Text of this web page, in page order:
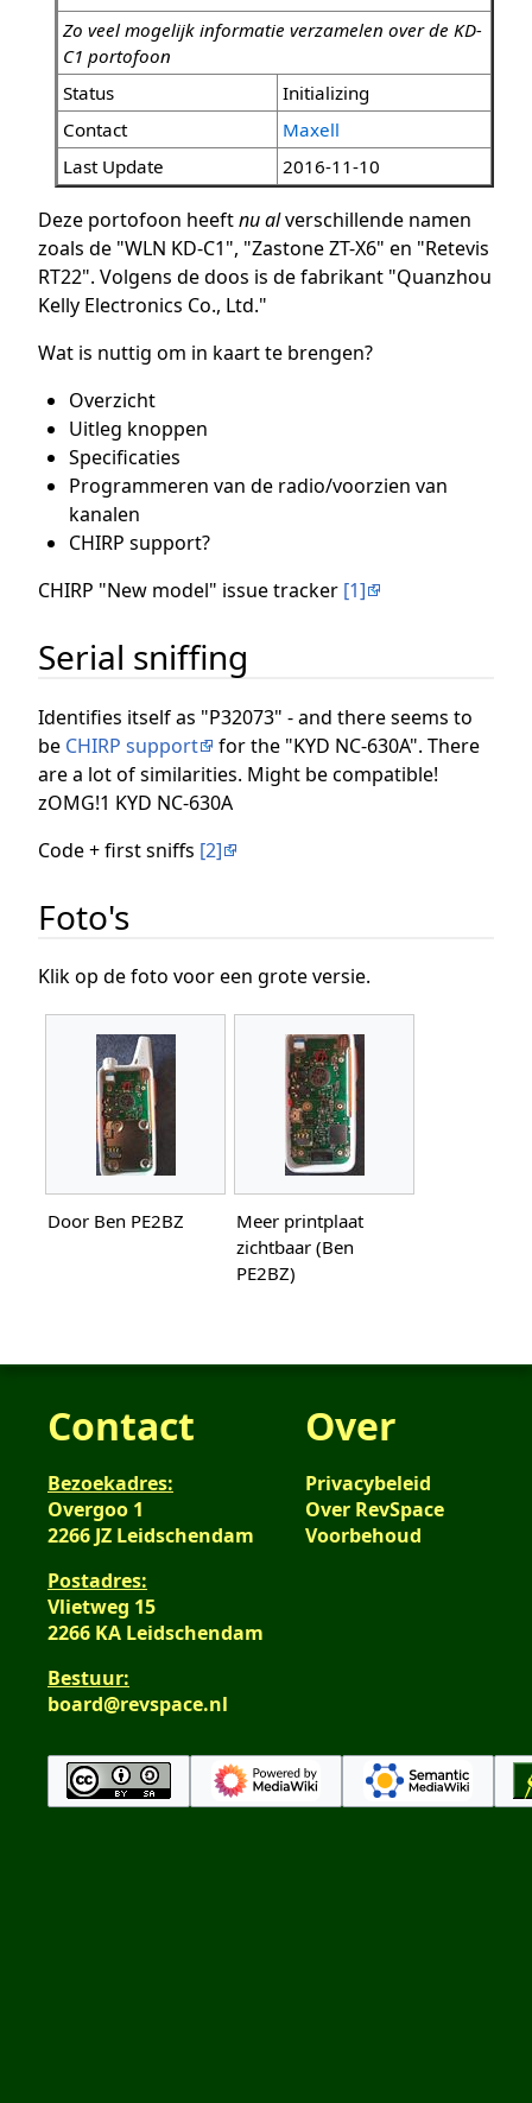
Zo veel mogelijk informatie verzamelen over de KD-
C1 portofoon
Status
Initializing
Contact
Maxell
Last Update
2016-11-10
Deze portofoon heeftnu alverschillende namen
zoals de "WLN KD-C1", "Zastone ZT-X6" en "Retevis
RT22". Volgens de doos is de fabrikant "Quanzhou
Kelly Electronics Co., Ltd."
Wat is nuttig om in kaart te brengen?
Overzicht
Uitleg knoppen
Specificaties
Programmeren van de radio/voorzien van
kanalen
CHIRP support?
CHIRP "New model" issue tracker [1]
Serial sniffing
Identifies itself as "P32073" - and there seems to
be CHIRP support
for the "KYD NC-630A". There
are a lot of similarities. Might be compatible!
zOMG!1 KYD NC-630A
Code + first sniffs [2]
Foto's
Klik op de foto voor een grote versie.
Door Ben PE2BZ
Meer printplaat
zichtbaar (Ben
PE2BZ)
Contact
Bezoekadres:
Overgoo 1
2266 JZ Leidschendam
Postadres:
Vlietweg 15
2266 KA Leidschendam
Bestuur:
board@revspace.nl
Over
Privacybeleid
Over RevSpace
Voorbehoud